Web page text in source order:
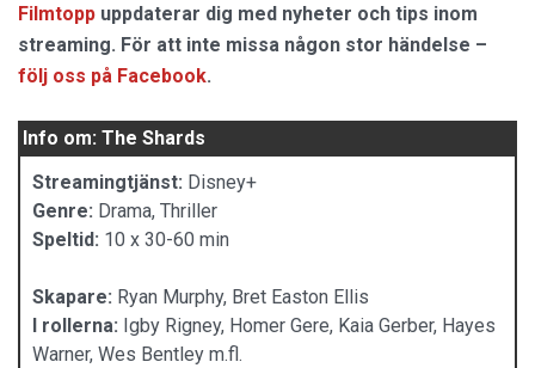
Filmtopp uppdaterar dig med nyheter och tips inom
streaming. För att inte missa någon stor händelse –
följ oss på Facebook.
Info om: The Shards
Streamingtjänst: Disney+
Genre: Drama, Thriller
Speltid: 10 x 30-60 min
Skapare: Ryan Murphy, Bret Easton Ellis
I rollerna: Igby Rigney, Homer Gere, Kaia Gerber, Hayes
Warner, Wes Bentley m.fl.